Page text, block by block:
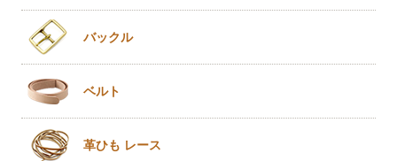
バックル
ベルト
革ひも レース